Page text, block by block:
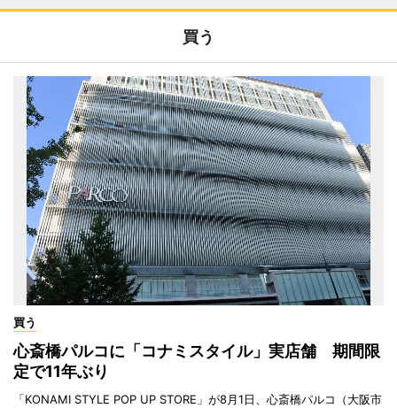
買う
買う
心斎橋パルコに「コナミスタイル」実店舗 期間限
定で11年ぶり
「KONAMI STYLE POP UP STORE」が8月1日、心斎橋パルコ（大阪市